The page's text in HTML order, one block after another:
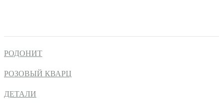
РОДОНИТ
РОЗОВЫЙ КВАРЦ
ДЕТАЛИ